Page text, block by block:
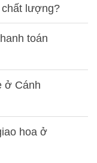
chất lượng?
toán
ở Cánh
hoa ở